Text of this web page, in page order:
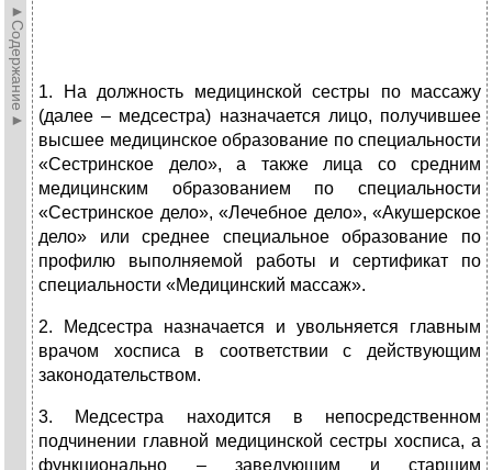
►Содержание►
1. На должность медицинской сестры по массажу
(далее – медсестра) назначается лицо, получившее
высшее медицинское образование по специальности
«Сестринское дело», а также лица со средним
медицинским образованием по специальности
«Сестринское дело», «Лечебное дело», «Акушерское
дело» или среднее специальное образование по
профилю выполняемой работы и сертификат по
специальности «Медицинский массаж».
2. Медсестра назначается и увольняется главным
врачом хосписа в соответствии с действующим
законодательством.
3. Медсестра находится в непосредственном
подчинении главной медицинской сестры хосписа, а
функционально – заведующим и старшим